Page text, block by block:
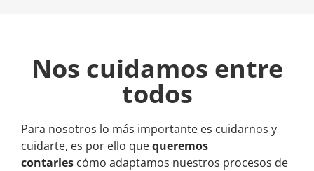
Nos cuidamos entre
todos
Para nosotros lo más importante es cuidarnos y
cuidarte, es por ello quequeremos
contarles cómo adaptamos nuestros procesos de